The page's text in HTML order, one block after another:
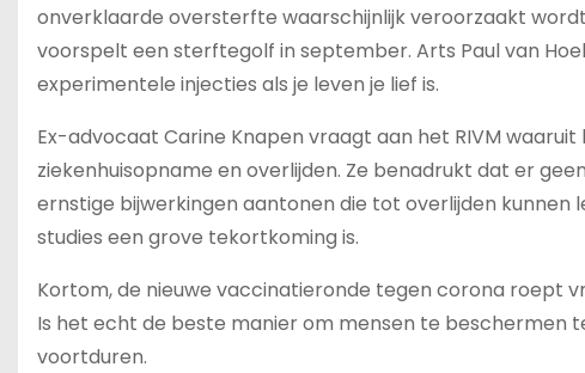
onverklaarde oversterfte waarschijnlijk veroorzaakt
voorspelt een sterftegolf in september. Arts Paul van
experimentele injecties als je leven je lief is.
Ex-advocaat Carine Knapen vraagt aan het RIVM
ziekenhuisopname en overlijden. Ze benadrukt dat er
ernstige bijwerkingen aantonen die tot overlijden
studies een grove tekortkoming is.
Kortom, de nieuwe vaccinatieronde tegen corona roept
Is het echt de beste manier om mensen te beschermen
voortduren.